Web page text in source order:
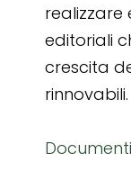
realizzare
editoriali
crescita
rinnovabili.